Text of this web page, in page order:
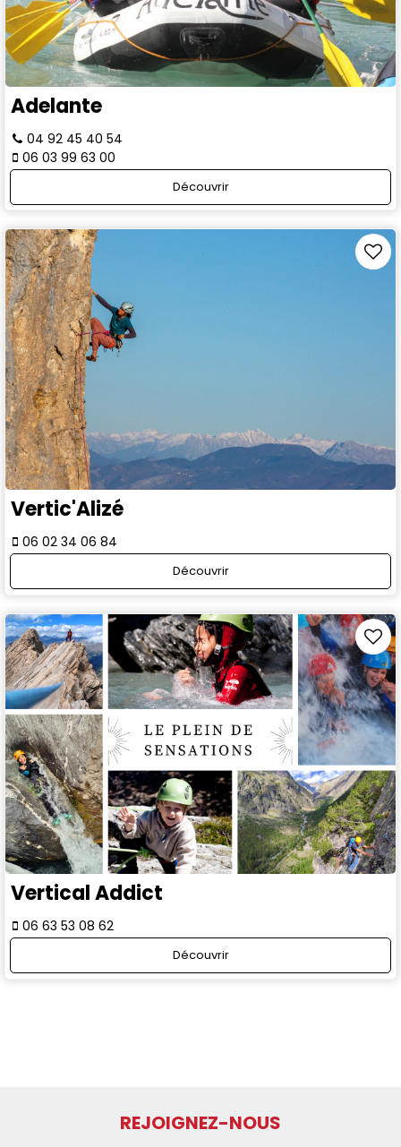
Adelante
04 92 45 40 54
06 03 99 63 00
Découvrir
Vertic'Alizé
06 02 34 06 84
Découvrir
Vertical Addict
06 63 53 08 62
Découvrir
REJOIGNEZ-NOUS